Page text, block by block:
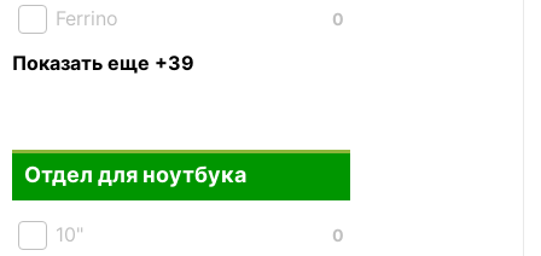
0
Ferrino
Highlander
Roncato
Показать еще +39
Отдел для ноутбука
0
10"